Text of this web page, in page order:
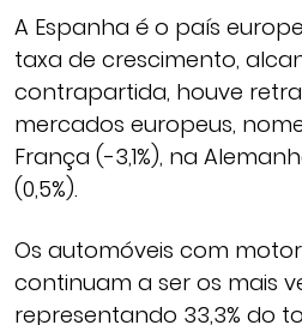
A Espanha é o país
taxa de crescimento,
contrapartida, houve
mercados europeus,
França (-3,1%), na
(0,5%).
Os automóveis com
continuam a ser os mais
representando 33,3% do